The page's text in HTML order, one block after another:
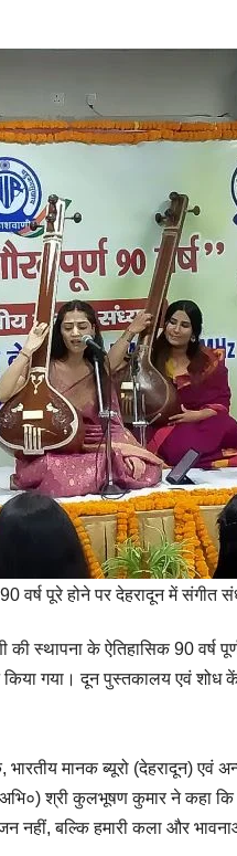
वर्ष पूरे होने पर देहरादून में संगीत
स्थापना के ऐतिहासिक 90 वर्ष
किया गया। दून पुस्तकालय एवं
मानक ब्यूरो (देहरादून) एवं
श्री कुलभूषण कुमार ने कहा
बल्कि हमारी कला और